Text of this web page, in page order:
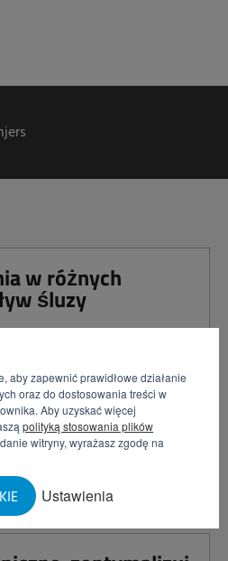
aby zapewnić prawidłowe działanie
oraz do dostosowania treści w
Aby uzyskać więcej
polityką stosowania plików
witryny, wyrażasz zgodę na
Ustawienia
w różnych
śluzy
w kontroli
Elpress i JASM